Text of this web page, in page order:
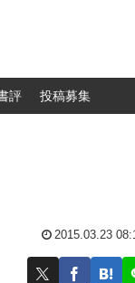
評 投稿募集
2015.03.23